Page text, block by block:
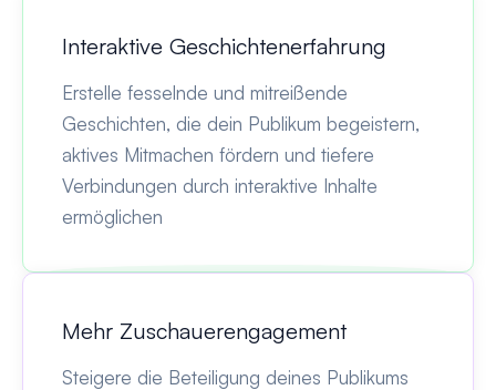
Interaktive Geschichtenerfahrung
Erstelle fesselnde und mitreißende
Geschichten, die dein Publikum begeistern,
aktives Mitmachen fördern und tiefere
Verbindungen durch interaktive Inhalte
ermöglichen
Mehr Zuschauerengagement
Steigere die Beteiligung deines Publikums